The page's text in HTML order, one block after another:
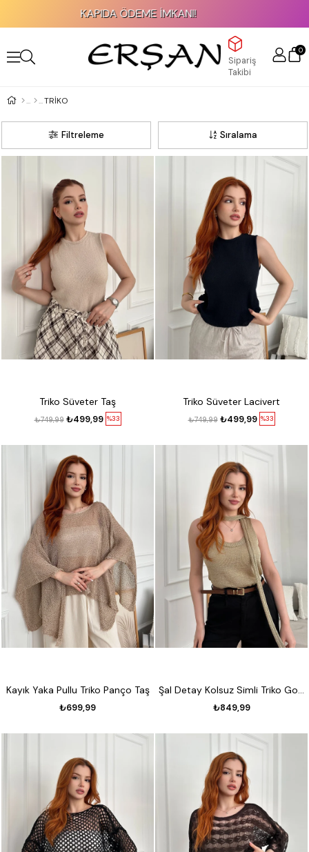
KAPIDA ÖDEME İMKANI!
Sipariş
Takibi
0
TRİKO
Filtreleme Sıralama
Triko Süveter Taş
%33
₺499,99
₺749,99
Triko Süveter Lacivert
%33
₺499,99
₺749,99
Kayık Yaka Pullu Triko Panço Taş
₺699,99
Şal Detay Kolsuz Simli Triko Gold
₺849,99